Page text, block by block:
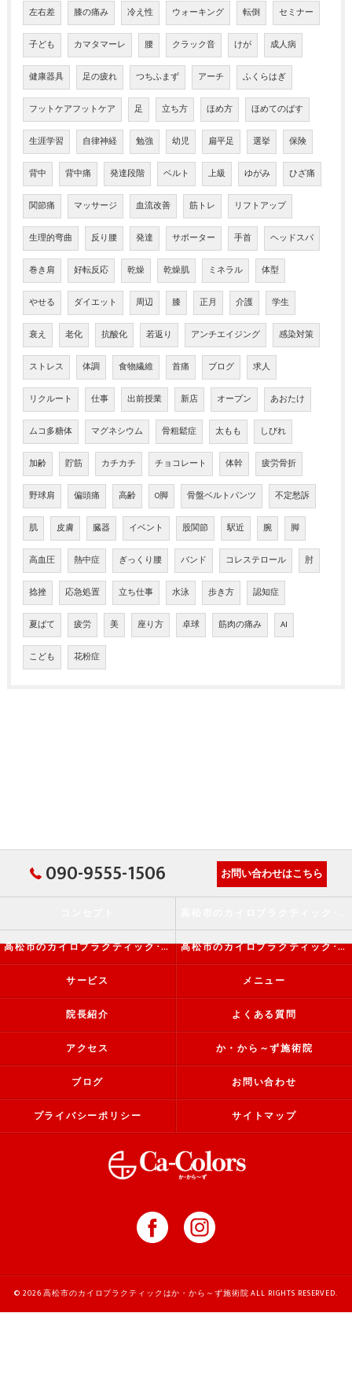
左右差 膝の痛み 冷え性 ウォーキング 転倒 セミナー
子ども カマタマーレ 腰 クラック音 けが 成人病
健康器具 足の疲れ つちふまず アーチ ふくらはぎ
フットケアフットケア 足 立ち方 ほめ方 ほめてのばす
生涯学習 自律神経 勉強 幼児 扁平足 選挙 保険
背中 背中痛 発達段階 ベルト 上級 ゆがみ ひざ痛
関節痛 マッサージ 血流改善 筋トレ リフトアップ
生理的弯曲 反り腰 発達 サポーター 手首 ヘッドスパ
巻き肩 好転反応 乾燥 乾燥肌 ミネラル 体型
やせる ダイエット 周辺 膝 正月 介護 学生
衰え 老化 抗酸化 若返り アンチエイジング 感染対策
ストレス 体調 食物繊維 首痛 ブログ 求人
リクルート 仕事 出前授業 新店 オープン あおたけ
ムコ多糖体 マグネシウム 骨粗鬆症 太もも しびれ
加齢 貯筋 カチカチ チョコレート 体幹 疲労骨折
野球肩 偏頭痛 高齢 O脚 骨盤ベルトパンツ 不定愁訴
肌 皮膚 臓器 イベント 股関節 駅近 腕 脚
高血圧 熱中症 ぎっくり腰 バンド コレステロール 肘
捻挫 応急処置 立ち仕事 水泳 歩き方 認知症
夏ばて 疲労 美 座り方 卓球 筋肉の痛み AI
こども 花粉症
090-9555-1506 お問い合わせはこちら
高松市のカイロプラクティック･か・から～ず施術院の評判 高松市のカイロプラクティック･か・から～ず施術院のお客様の声
サービス メニュー
院長紹介 よくある質問
アクセス か・から～ず施術院
ブログ お問い合わせ
プライバシーポリシー サイトマップ
© 2026 高松市のカイロプラクティックはか・から～ず施術院 ALL RIGHTS RESERVED.